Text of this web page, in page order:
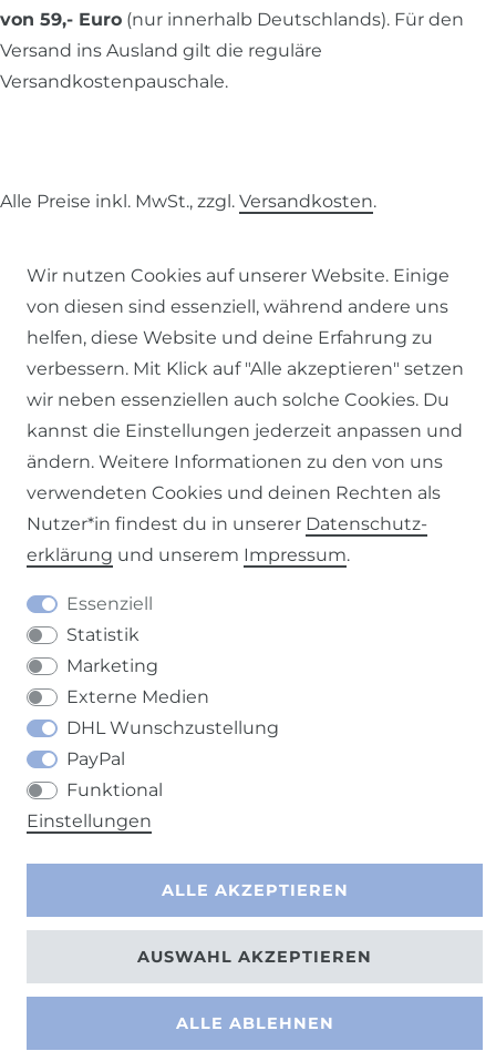
von 59,- Euro (nur innerhalb Deutschlands). Für den
Versand ins Ausland gilt die reguläre
Versandkostenpauschale.
Alle Preise inkl. MwSt., zzgl. Versandkosten.
Impressum Daten­schutz­erklärung AGB
Barrierefreiheitserklärung Widerrufs­recht
VERTRAG WIDERRUFEN
Wir nutzen Cookies auf unserer Website. Einige
von diesen sind essenziell, während andere uns
helfen, diese Website und deine Erfahrung zu
verbessern. Mit Klick auf "Alle akzeptieren" setzen
wir neben essenziellen auch solche Cookies. Du
kannst die Einstellungen jederzeit anpassen und
ändern. Weitere Informationen zu den von uns
verwendeten Cookies und deinen Rechten als
Nutzer*in findest du in unserer Daten­schutz­
erklärung und unserem Impressum.
Essenziell
Statistik
Marketing
Externe Medien
DHL Wunschzustellung
PayPal
Funktional
Einstellungen
ALLE AKZEPTIEREN
ALLE ABLEHNEN
AUSWAHL AKZEPTIEREN